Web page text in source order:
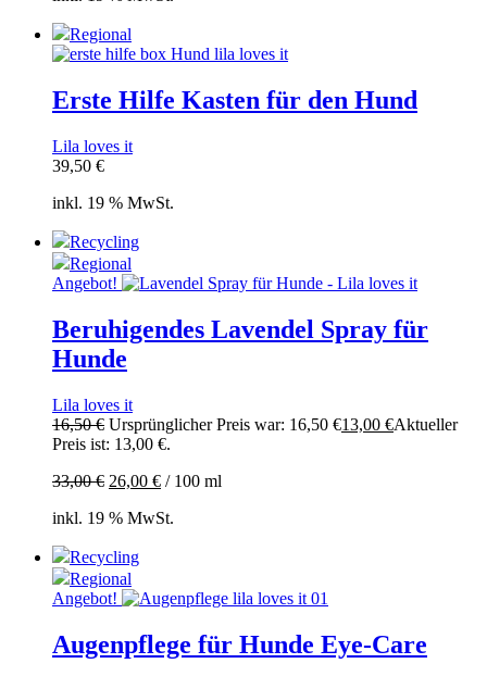
Regional
Erste Hilfe Kasten für den Hund
Lila loves it
39,50 €
inkl. 19 % MwSt.
Recycling
Regional
Angebot!
Beruhigendes Lavendel Spray für
Hunde
Lila loves it
16,50€ Ursprünglicher Preis war: 16,50 €13,00 €Aktueller
Preis ist: 13,00 €.
33,00€ 26,00 € / 100 ml
inkl. 19 % MwSt.
Recycling
Regional
Angebot!
Augenpflege für Hunde Eye-Care